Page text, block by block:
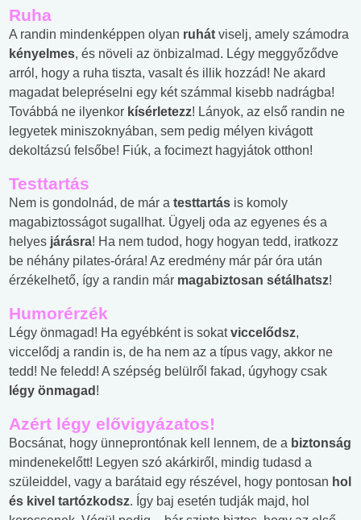
Ruha
A randin mindenképpen olyan ruhát viselj, amely számodra
kényelmes, és növeli az önbizalmad. Légy meggyőződve
arról, hogy a ruha tiszta, vasalt és illik hozzád! Ne akard
magadat belepréselni egy két számmal kisebb nadrágba!
Továbbá ne ilyenkor kísérletezz! Lányok, az első randin ne
legyetek miniszoknyában, sem pedig mélyen kivágott
dekoltázsú felsőbe! Fiúk, a focimezt hagyjátok otthon!
Testtartás
Nem is gondolnád, de már a testtartás is komoly
magabiztosságot sugallhat. Ügyelj oda az egyenes és a
helyes járásra! Ha nem tudod, hogy hogyan tedd, iratkozz
be néhány pilates-órára! Az eredmény már pár óra után
érzékelhető, így a randin már magabiztosan sétálhatsz!
Humorérzék
Légy önmagad! Ha egyébként is sokatviccelődsz,
viccelődj a randin is, de ha nem az a típus vagy, akkor ne
tedd! Ne feledd! A szépség belülről fakad, úgyhogy csak
légy önmagad !
Azért légy elővigyázatos!
Bocsánat, hogy ünneprontónak kell lennem, de a biztonság
mindenekelőtt! Legyen szó akárkiről, mindig tudasd a
szüleiddel, vagy a barátaid egy részével, hogy pontosan hol
és kivel tartózkodsz. Így baj esetén tudják majd, hol